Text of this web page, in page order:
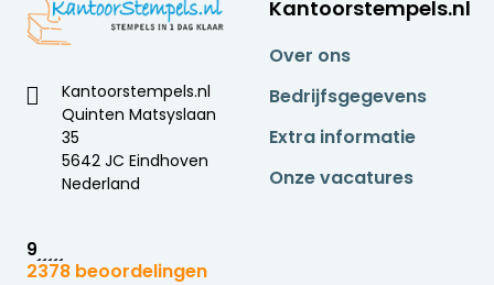
Kantoorstempels.nl
Quinten Matsyslaan
35
5642 JC Eindhoven
Nederland
9
2378 beoordelingen
Kantoorstempels.nl
Over ons
Bedrijfsgegevens
Extra informatie
Onze vacatures